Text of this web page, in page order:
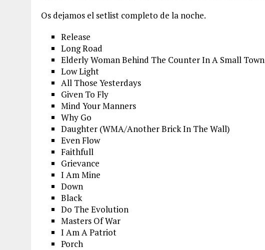
Os dejamos el setlist completo de la noche.
Release
Long Road
Elderly Woman Behind The Counter In A Small Town
Low Light
All Those Yesterdays
Given To Fly
Mind Your Manners
Why Go
Daughter (WMA/Another Brick In The Wall)
Even Flow
Faithfull
Grievance
I Am Mine
Down
Black
Do The Evolution
Masters Of War
I Am A Patriot
Porch